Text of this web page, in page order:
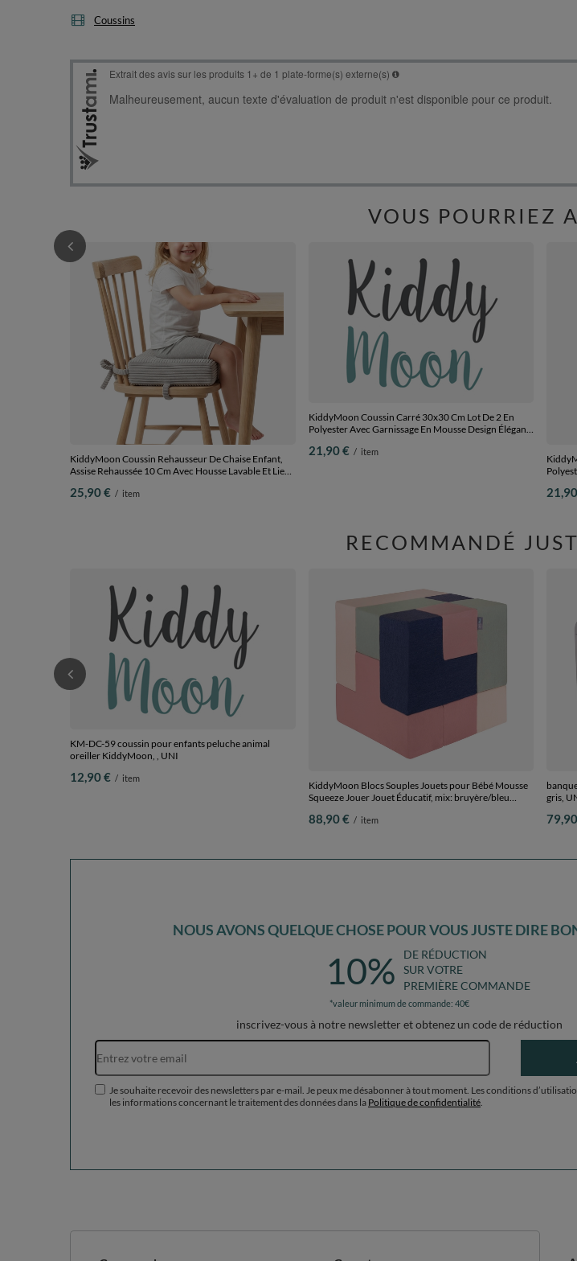
Coussins
VOUS POURRIEZ
KiddyMoon Coussin Rehausseur De Chaise Enfant,
Assise Rehaussée 10 Cm Avec Housse Lavable Et Liens
25,90 € / item
KiddyMoon Coussin Carré 30x30 Cm Lot De 2 En
Polyester Avec Garnissage En Mousse Design Élégant
Et Durable, gris clair, 2 Oreillers
21,90 € / item
Et
RECOMMANDÉ
KM-DC-59 coussin pour enfants peluche animal
oreiller KiddyMoon, , UNI
12,90 € / item
KiddyMoon Blocs Souples Jouets pour Bébé Mousse
Squeeze Jouer Jouet Éducatif, mix: bruyère/bleu
88,90 € / item
gris,
NOUS AVONS QUELQUE CHOSE POUR VOUS JUSTE DIRE
10%
DE RÉDUCTION
SUR VOTRE
PREMIÈRE COMMANDE
*valeur minimum de commande: 40€
inscrivez-vous à notre newsletter et obtenez un code de réduction
Adresse e-mail
Je souhaite recevoir des newsletters par e-mail. Je peux me désabonner à tout moment. Les conditions
les informations concernant le traitement des données dans la Politique de confidentialité